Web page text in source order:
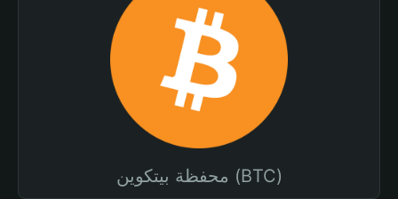
محفظة بيتكوين (BTC)